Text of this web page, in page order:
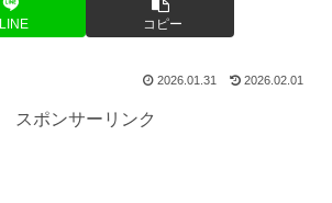
LINE コピー
2026.01.31 2026.02.01
スポンサーリンク